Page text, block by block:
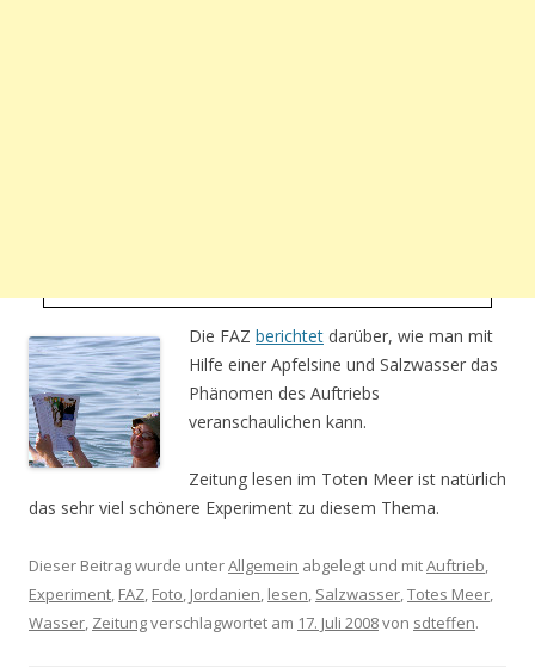
Die FAZ berichtet darüber, wie man mit
Hilfe einer Apfelsine und Salzwasser das
Phänomen des Auftriebs
veranschaulichen kann.
Zeitung lesen im Toten Meer ist natürlich
das sehr viel schönere Experiment zu diesem Thema.
Dieser Beitrag wurde unterAllgemein abgelegt und mitAuftrieb,
Experiment, FAZ, Foto, Jordanien, lesen, Salzwasser,Totes Meer,
Wasser, Zeitungverschlagwortet am 17. Juli 2008von sdteffen.